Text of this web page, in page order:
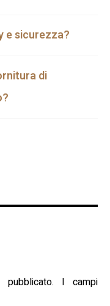
e sicurezza?
di
I campi